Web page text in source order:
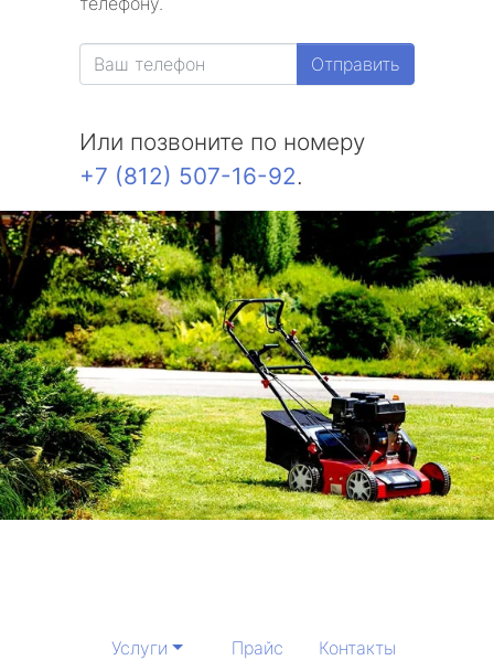
Отправить
Или позвоните по номеру
+7 (812) 507-16-92.
Услуги Прайс Контакты